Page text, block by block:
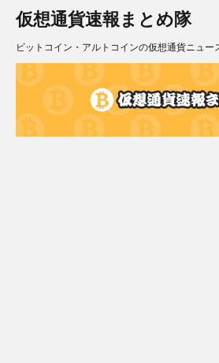
仮想通貨速報まとめ隊
ビットコイン・アルトコインの仮想通貨ニュー